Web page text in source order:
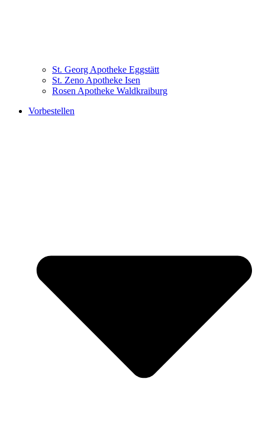
St. Georg Apotheke Eggstätt
St. Zeno Apotheke Isen
Rosen Apotheke Waldkraiburg
Vorbestellen